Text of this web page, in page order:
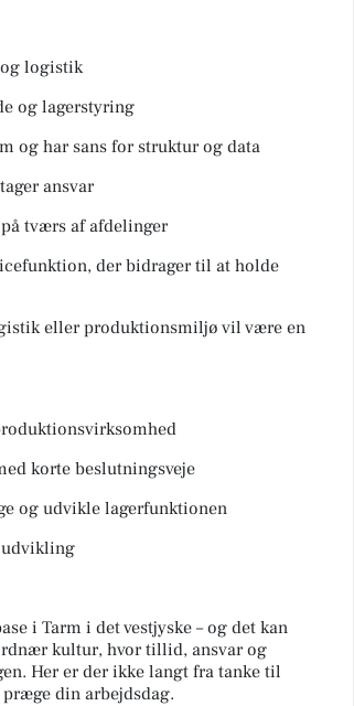
logistik
og lagerstyring
og har sans for struktur og data
ansvar
tværs af afdelinger
der bidrager til at holde
eller produktionsmiljø vil være en
korte beslutningsveje
og udvikle lagerfunktionen
udvikling
i Tarm i det vestjyske – og det kan
kultur, hvor tillid, ansvar og
Her er der ikke langt fra tanke til
din arbejdsdag.